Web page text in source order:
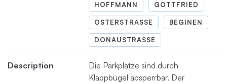
HOFFMANN GOTTFRIED
OSTERSTRASSE BEGINEN
DONAUSTRASSE
Description
Die Parkplätze sind durch
Klappbügel absperrbar. Der